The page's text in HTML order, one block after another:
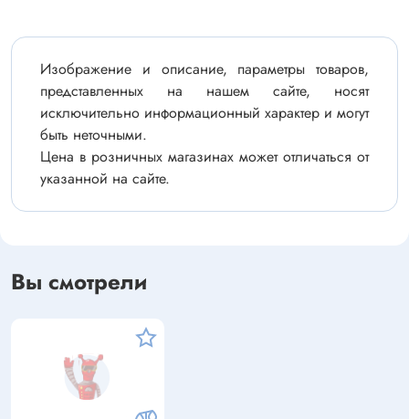
Изображение и описание, параметры товаров,
представленных на нашем сайте, носят
исключительно информационный характер и могут
быть неточными.
Цена в розничных магазинах может отличаться от
указанной на сайте.
Вы смотрели